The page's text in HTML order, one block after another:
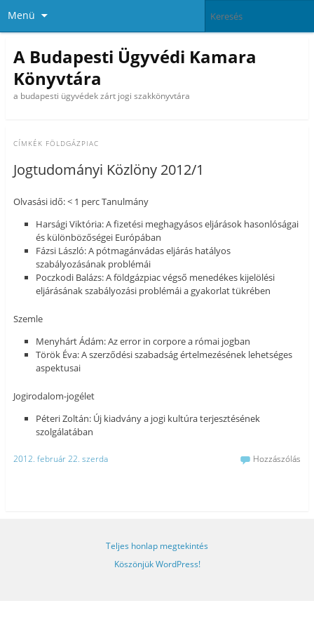
Menü
A Budapesti Ügyvédi Kamara
Könyvtára
a budapesti ügyvédek zárt jogi szakkönyvtára
CÍMKÉK FÖLDGÁZPIAC
Jogtudományi Közlöny 2012/1
Olvasási idő: < 1 perc Tanulmány
Harsági Viktória: A fizetési meghagyásos eljárások hasonlóságai
és különbözőségei Európában
Fázsi László: A pótmagánvádas eljárás hatályos
szabályozásának problémái
Poczkodi Balázs: A földgázpiac végső menedékes kijelölési
eljárásának szabályozási problémái a gyakorlat tükrében
Szemle
Menyhárt Ádám: Az error in corpore a római jogban
Török Éva: A szerződési szabadság értelmezésének lehetséges
aspektusai
Jogirodalom-jogélet
Péteri Zoltán: Új kiadvány a jogi kultúra terjesztésének
szolgálatában
2012. február 22. szerda Hozzászólás
Teljes honlap megtekintés
Köszönjük WordPress!